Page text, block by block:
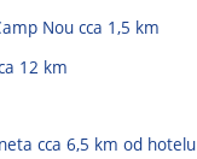
Nou cca 1,5 km
12 km
cca 6,5 km od hotelu